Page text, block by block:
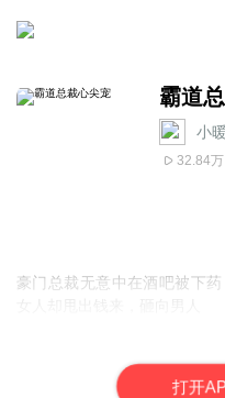
霸道
小
32.84万
豪门总裁无意中在酒吧被下
打开AP